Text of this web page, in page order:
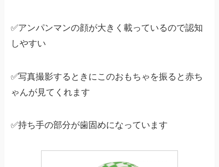
✅アンパンマンの顔が大きく載っているので認知
しやすい
✅写真撮影するときにこのおもちゃを振ると赤ち
ゃんが見てくれます
✅持ち手の部分が歯固めになっています